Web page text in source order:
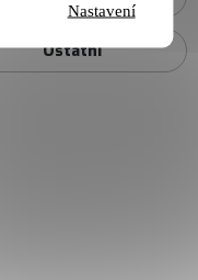
Nastavení
Ostatní